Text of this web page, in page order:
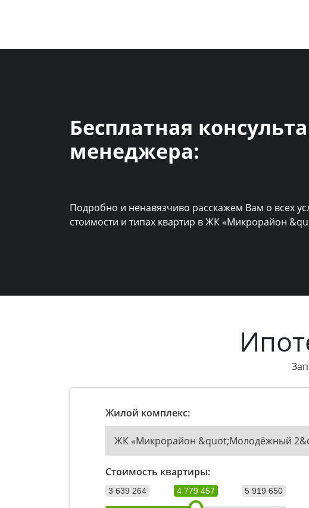
Бесплатная
менеджера:
Подробно и ненавязчиво расскажем Вам о всех
стоимости и типах квартир в ЖК «Микрорайон
Жилой комплекс:
ЖК «Микрорайон &quot;Молодёжный
Стоимость квартиры:
3 639 264 5 919 650
4 779 457